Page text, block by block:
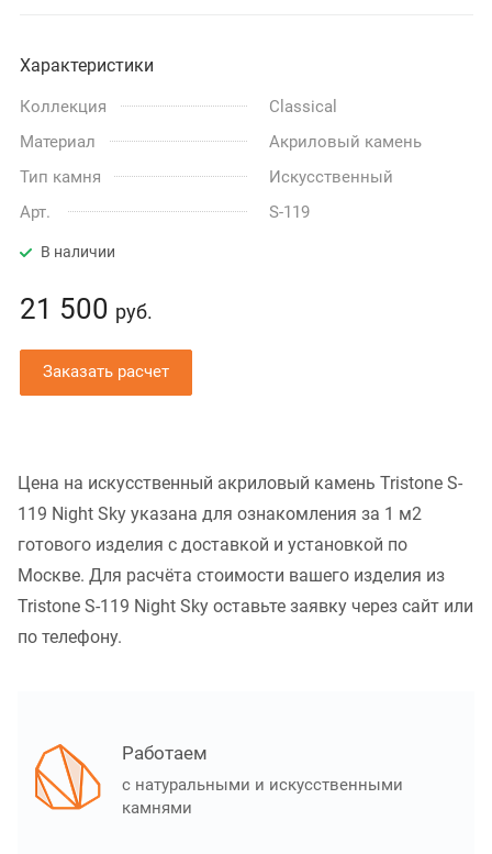
Характеристики
Коллекция
Classical
Материал
Акриловый камень
Тип камня
Искусственный
Арт.
S-119
В наличии
21 500 руб.
Заказать расчет
Цена на искусственный акриловый камень Tristone S-
119 Night Sky указана для ознакомления за 1 м2
готового изделия с доставкой и установкой по
Москве. Для расчёта стоимости вашего изделия из
Tristone S-119 Night Sky оставьте заявку через сайт или
по телефону.
Работаем
с натуральными и искусственными
камнями